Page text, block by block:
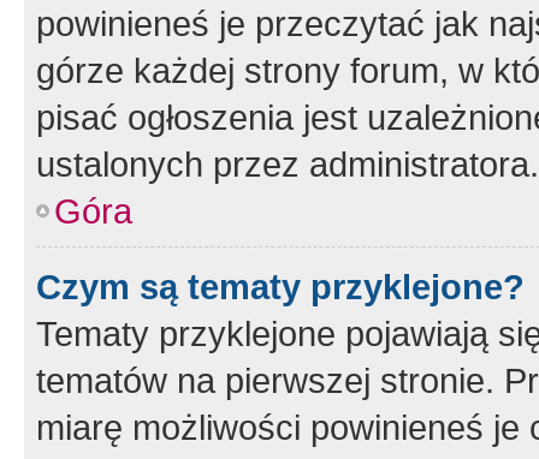
powinieneś je przeczytać jak
górze każdej strony forum, w
pisać ogłoszenia jest
ustalonych przez administratora.
Góra
Czym są tematy przyklejone?
Tematy przyklejone pojawiają
tematów na pierwszej stronie.
miarę możliwości powinieneś je